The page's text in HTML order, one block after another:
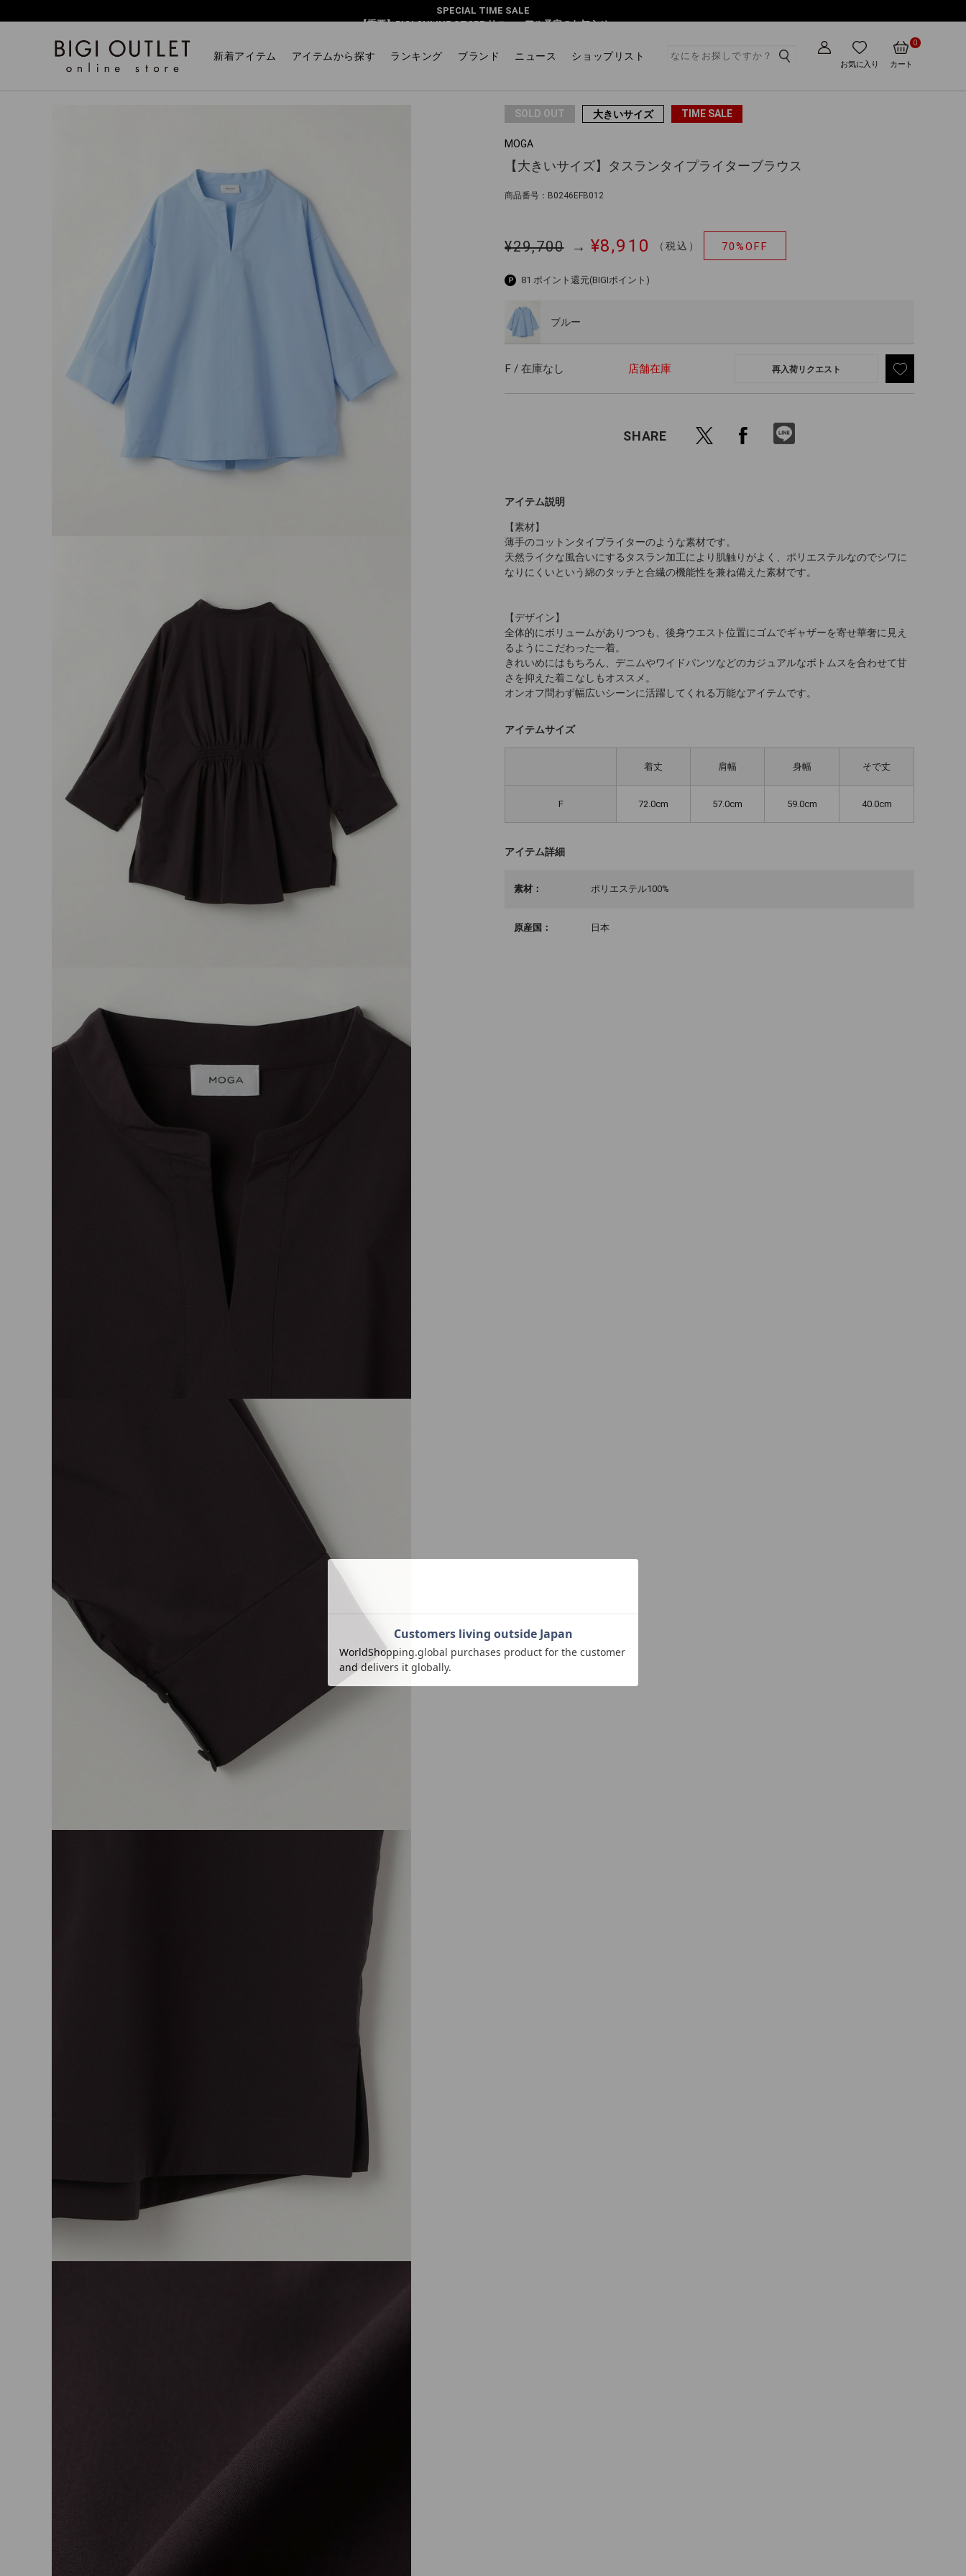
SPECIAL TIME SALE
【重要】BIGI ONLINE STORE リニューアル予定のお知らせ
新着アイテム アイテムから探す ランキング ブランド ニュース ショップリスト
お気に入り カート
0
【大きいサイズ】タスランタイプライターブラウス
SOLD OUT 大きいサイズ TIME SALE
MOGA
【大きいサイズ】タスランタイプライターブラウス
商品番号：B0246EFB012
¥29,700 → ¥8,910 （税込） 70%OFF
81 ポイント還元(BIGIポイント)
ブルー
F / 在庫なし 店舗在庫 再入荷リクエスト
SHARE
アイテム説明
【素材】
薄手のコットンタイプライターのような素材です。
天然ライクな風合いにするタスラン加工により肌触りがよく、ポリエステルなのでシワに
なりにくいという綿のタッチと合繊の機能性を兼ね備えた素材です。
【デザイン】
全体的にボリュームがありつつも、後身ウエスト位置にゴムでギャザーを寄せ華奢に見え
るようにこだわった一着。
きれいめにはもちろん、デニムやワイドパンツなどのカジュアルなボトムスを合わせて甘
さを抑えた着こなしもオススメ。
オンオフ問わず幅広いシーンに活躍してくれる万能なアイテムです。
アイテムサイズ
着丈 肩幅 身幅 そで丈
F 72.0cm 57.0cm 59.0cm 40.0cm
アイテム詳細
素材： ポリエステル100%
原産国： 日本